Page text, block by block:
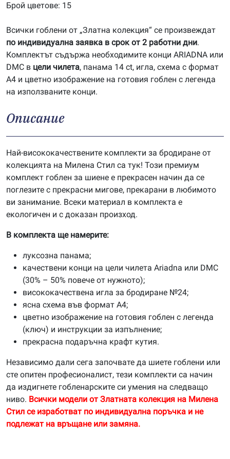
Брой цветове: 15
Всички гоблени от „Златна колекция“ се произвеждат
по индивидуална заявка в срок от 2 работни дни.
Комплектът съдържа необходимите конци ARIADNA или
DMC в цели чилета, панама 14 ct, игла, схема с формат
А4 и цветно изображение на готовия гоблен с легенда
на използваните конци.
Описание
Най-висококачествените комплекти за бродиране от
колекцията на Милена Стил са тук! Този премиум
комплект гоблен за шиене е прекрасен начин да се
поглезите с прекрасни мигове, прекарани в любимото
ви занимание. Всеки материал в комплекта е
екологичен и с доказан произход.
В комплекта ще намерите:
луксозна панама;
качествени конци на цели чилета Ariadna или DMC
(30% – 50% повече от нужното);
висококачествена игла за бродиране №24;
ясна схема във формат А4;
цветно изображение на готовия гоблен с легенда
(ключ) и инструкции за изпълнение;
прекрасна подаръчна крафт кутия.
Независимо дали сега започвате да шиете гоблени или
сте опитен професионалист, тези комплекти са начин
да издигнете гобленарските си умения на следващо
ниво. Всички модели от Златната колекция на Милена
Стил се изработват по индивидуална поръчка и не
подлежат на връщане или замяна.